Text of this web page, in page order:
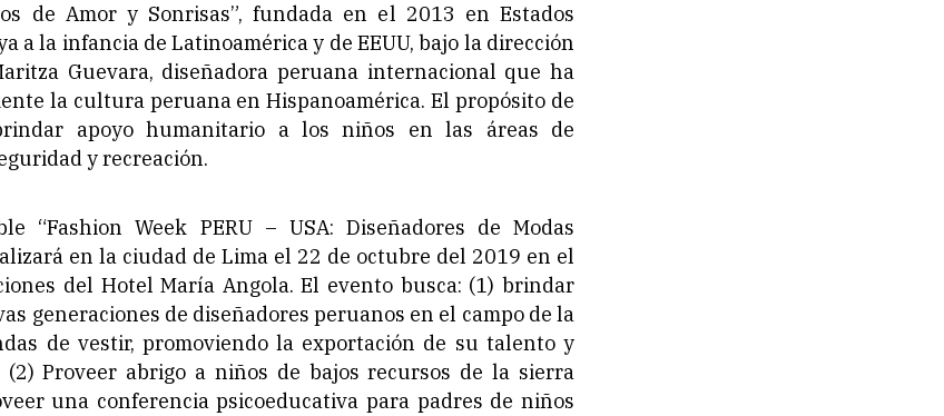
de Amor y Sonrisas”, fundada en el 2013 en Estados
a la infancia de Latinoamérica y de EEUU, bajo la dirección
Guevara, diseñadora peruana internacional que ha
la cultura peruana en Hispanoamérica. El propósito de
apoyo humanitario a los niños en las áreas de
y recreación.
“Fashion Week PERU – USA: Diseñadores de Modas
en la ciudad de Lima el 22 de octubre del 2019 en el
del Hotel María Angola. El evento busca: (1) brindar
generaciones de diseñadores peruanos en el campo de la
de vestir, promoviendo la exportación de su talento y
(2) Proveer abrigo a niños de bajos recursos de la sierra
una conferencia psicoeducativa para padres de niños